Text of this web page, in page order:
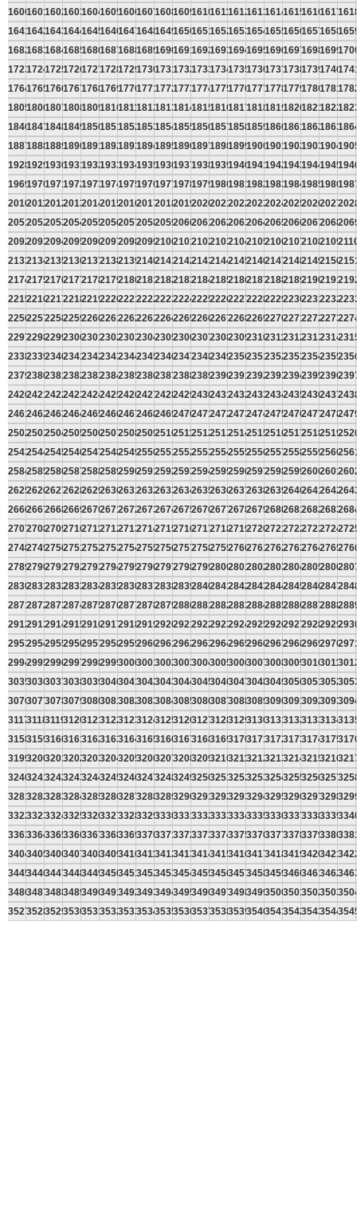
160016011602160316041605160616071608160916101611161216131614161516161617
164116421643164416451646164716481649165016511652165316541655165616571658
168216831684168516861687168816891690169116921693169416951696169716981699
172317241725172617271728172917301731173217331734173517361737173817391740
176417651766176717681769177017711772177317741775177617771778177917801781
180518061807180818091810181118121813181418151816181718181819182018211822
184618471848184918501851185218531854185518561857185818591860186118621863
188718881889189018911892189318941895189618971898189919001901190219031904
192819291930193119321933193419351936193719381939194019411942194319441945
196919701971197219731974197519761977197819791980198119821983198419851986
201020112012201320142015201620172018201920202021202220232024202520262027
205120522053205420552056205720582059206020612062206320642065206620672068
209220932094209520962097209820992100210121022103210421052106210721082109
213321342135213621372138213921402141214221432144214521462147214821492150
217421752176217721782179218021812182218321842185218621872188218921902191
221522162217221822192220222122222223222422252226222722282229223022312232
225622572258225922602261226222632264226522662267226822692270227122722273
229722982299230023012302230323042305230623072308230923102311231223132314
233823392340234123422343234423452346234723482349235023512352235323542355
237923802381238223832384238523862387238823892390239123922393239423952396
242024212422242324242425242624272428242924302431243224332434243524362437
246124622463246424652466246724682469247024712472247324742475247624772478
250225032504250525062507250825092510251125122513251425152516251725182519
254325442545254625472548254925502551255225532554255525562557255825592560
258425852586258725882589259025912592259325942595259625972598259926002601
262526262627262826292630263126322633263426352636263726382639264026412642
266626672668266926702671267226732674267526762677267826792680268126822683
270727082709271027112712271327142715271627172718271927202721272227232724
274827492750275127522753275427552756275727582759276027612762276327642765
278927902791279227932794279527962797279827992800280128022803280428052806
283028312832283328342835283628372838283928402841284228432844284528462847
287128722873287428752876287728782879288028812882288328842885288628872888
291229132914291529162917291829192920292129222923292429252926292729282929
295329542955295629572958295929602961296229632964296529662967296829692970
299429952996299729982999300030013002300330043005300630073008300930103011
303530363037303830393040304130423043304430453046304730483049305030513052
307630773078307930803081308230833084308530863087308830893090309130923093
311731183119312031213122312331243125312631273128312931303131313231333134
315831593160316131623163316431653166316731683169317031713172317331743175
319932003201320232033204320532063207320832093210321132123213321432153216
324032413242324332443245324632473248324932503251325232533254325532563257
328132823283328432853286328732883289329032913292329332943295329632973298
332233233324332533263327332833293330333133323333333433353336333733383339
336333643365336633673368336933703371337233733374337533763377337833793380
340434053406340734083409341034113412341334143415341634173418341934203421
344534463447344834493450345134523453345434553456345734583459346034613462
348634873488348934903491349234933494349534963497349834993500350135023503
352735283529353035313532353335343535353635373538353935403541354235433544